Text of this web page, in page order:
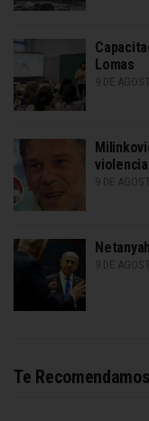
Lomas
9 DE
9 DE
9 DE
Te Recomendamos